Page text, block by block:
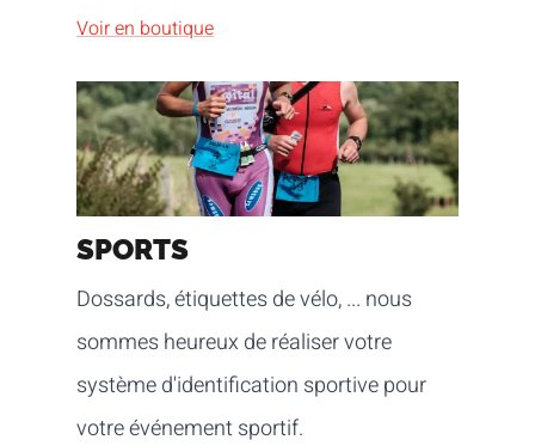
Voir en boutique
SPORTS
Dossards, étiquettes de vélo, ... nous
sommes heureux de réaliser votre
système d'identification sportive pour
votre événement sportif.